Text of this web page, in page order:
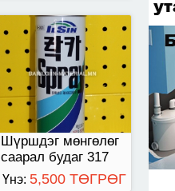
Шүршдэг мөнгөлөг
саарал будаг 317
Үнэ: 5,500 ТӨГРӨГ
шингэн түрхэж
хэрэглэнэ. Алтан
шаргал боронз